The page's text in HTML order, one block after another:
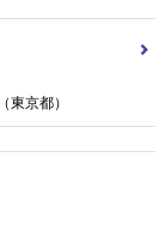
（東京都）